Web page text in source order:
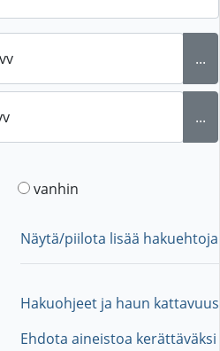
...
...
vanhin
Näytä/piilota lisää hakuehtoja
Hakuohjeet ja haun kattavuus
Ehdota aineistoa kerättäväksi